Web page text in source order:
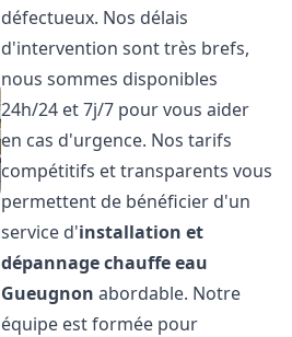
défectueux. Nos délais
d'intervention sont très brefs,
nous sommes disponibles
24h/24 et 7j/7 pour vous aider
en cas d'urgence. Nos tarifs
compétitifs et transparents vous
permettent de bénéficier d'un
service d'installation et
dépannage chauffe eau
Gueugnon abordable. Notre
équipe est formée pour